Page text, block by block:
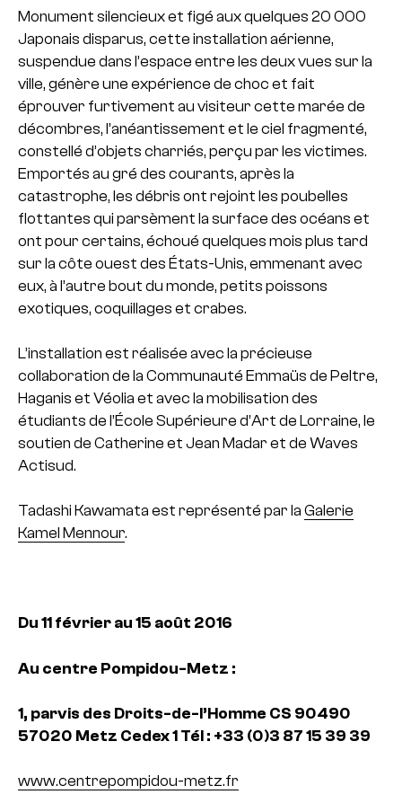
Monument silencieux et figé aux quelques 20 000
Japonais disparus, cette installation aérienne,
suspendue dans l’espace entre les deux vues sur la
ville, génère une expérience de choc et fait
éprouver furtivement au visiteur cette marée de
décombres, l’anéantissement et le ciel fragmenté,
constellé d’objets charriés, perçu par les victimes.
Emportés au gré des courants, après la
catastrophe, les débris ont rejoint les poubelles
flottantes qui parsèment la surface des océans et
ont pour certains, échoué quelques mois plus tard
sur la côte ouest des États-Unis, emmenant avec
eux, à l’autre bout du monde, petits poissons
exotiques, coquillages et crabes.
L’installation est réalisée avec la précieuse
collaboration de la Communauté Emmaüs de Peltre,
Haganis et Véolia et avec la mobilisation des
étudiants de l’École Supérieure d’Art de Lorraine, le
soutien de Catherine et Jean Madar et de Waves
Actisud.
Tadashi Kawamata est représenté par la Galerie
Kamel Mennour.
Du 11 février au 15 août 2016
Au centre Pompidou-Metz :
1, parvis des Droits-de-l’Homme CS 90490
57020 Metz Cedex 1 Tél : +33 (0)3 87 15 39 39
www.centrepompidou-metz.fr